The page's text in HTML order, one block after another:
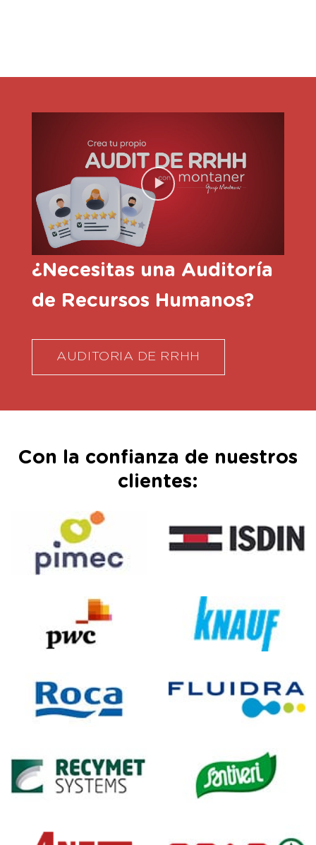
¿Necesitas una Auditoría
de Recursos Humanos?
AUDITORIA DE RRHH
Con la confianza de nuestros
clientes: